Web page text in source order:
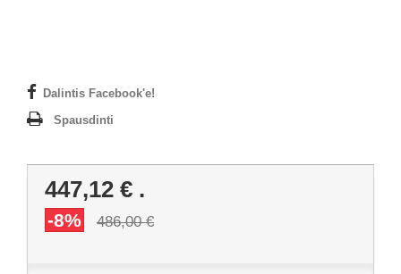
Dalintis Facebook'e!
Spausdinti
447,12 € .
-8% 486,00 €